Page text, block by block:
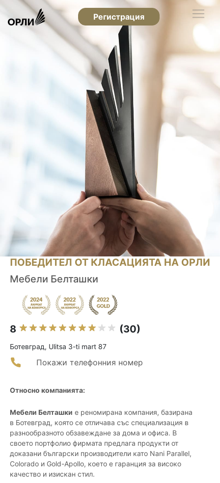
Регистрация
ПОБЕДИТЕЛ ОТ КЛАСАЦИЯТА НА ОРЛИ
Мебели Белташки
8 (30)
Ботевград, Ulitsa 3-ti mart 87
Покажи телефонния номер
Относно компанията:
Мебели Белташки е реномирана компания, базирана
в Ботевград, която се отличава със специализация в
разнообразното обзавеждане за дома и офиса. В
своето портфолио фирмата предлага продукти от
доказани български производители като Nani Parallel,
Colorado и Gold-Apollo, което е гаранция за високо
качество и изискан стил.